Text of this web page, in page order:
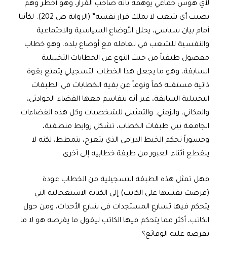
لأي هوس جماعي يوهمه بأنه صاحب القرار، وهو أخطر وهم
يصيب أي شعب لا يملك قرار نفسه” (الرواية ص 202). لكأننا
أمام بيان سياسي، يحلل الأوضاع السياسية والاجتماعية
والنفسية للشعب في تعامله مع أوضاع بلده. وهو خطاب
مفصول طبقياً من حيث النوع عن الخطابات التخييلية
السابقة، وهو ما يجعل هذا الخطاب التسجيلي يتمتع بقوة
ذاتية مستقلة كماً ونوعاً عن بقية الخطابات في الطبقات
التخييلية السابقة، غير أنه يتقاسم معها الفضاء الحوادثي،
والمكاني، والزمني. والتمثيلي للشخصيات وكل هذه الفضاءات
الجامعة بين طبقات الخطاب، تشكل روابط منطقية،
وجسوراً تحكم الخيط الدرامي الذي يتعرج، يتمطط، لكنه لا
ينقطع أثناء العبور من طبقة خطابية إلى أخرى.
فهل تمثل هذه الطبقة التسجيلية من الخطاب عودة
(فرضت نفسها على الكاتب) إلى الكتابة الاستعجالية التي
يتحكم فيها تسارع المستجدات في شارع الأحداث، ومن حول
الكاتب، أكثر مما يتحكم فيها الكاتب ليقول ما يفرضه هو لا ما
تفرضه عليه الوقائع؟